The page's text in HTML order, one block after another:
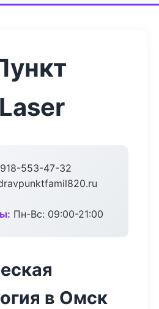
553-47-32
Пн-Вс: 09:00-21:00
в Омск